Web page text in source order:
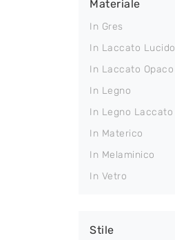
Materiale
In Gres
In Laccato Lucido
In Laccato Opaco
In Legno
In Legno Laccato
In Materico
In Melaminico
In Vetro
Stile